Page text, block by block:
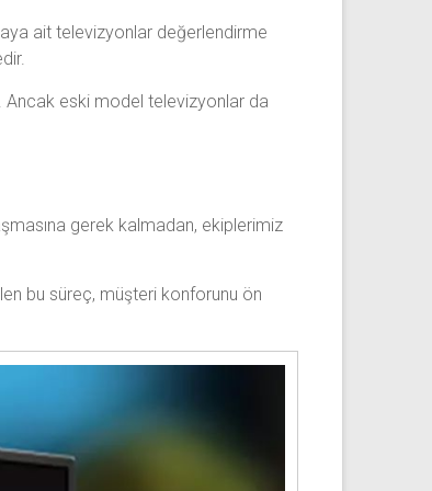
ait televizyonlar değerlendirme
Ancak eski model televizyonlar da
gerek kalmadan, ekiplerimiz
bu süreç, müşteri konforunu ön